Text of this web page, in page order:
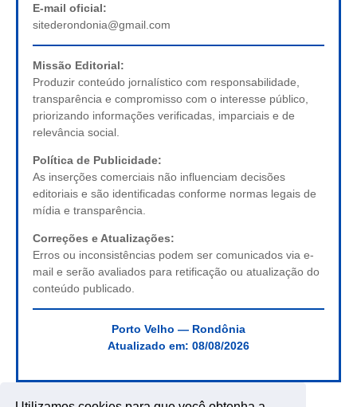
E-mail oficial:
sitederondonia@gmail.com
Missão Editorial:
Produzir conteúdo jornalístico com responsabilidade,
transparência e compromisso com o interesse público,
priorizando informações verificadas, imparciais e de
relevância social.
Política de Publicidade:
As inserções comerciais não influenciam decisões
editoriais e são identificadas conforme normas legais de
mídia e transparência.
Correções e Atualizações:
Erros ou inconsistências podem ser comunicados via e-
mail e serão avaliados para retificação ou atualização do
conteúdo publicado.
Porto Velho — Rondônia
Atualizado em: 08/08/2026